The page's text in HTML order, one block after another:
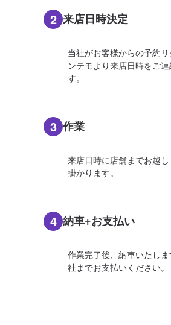
2 来店日時決定
当社がお客様からの予約
ンテモより来店日時をご
す。
3 作業
来店日時に店舗までお越
掛かります。
4 納車+お支払い
作業完了後、納車いたし
社までお支払いください。